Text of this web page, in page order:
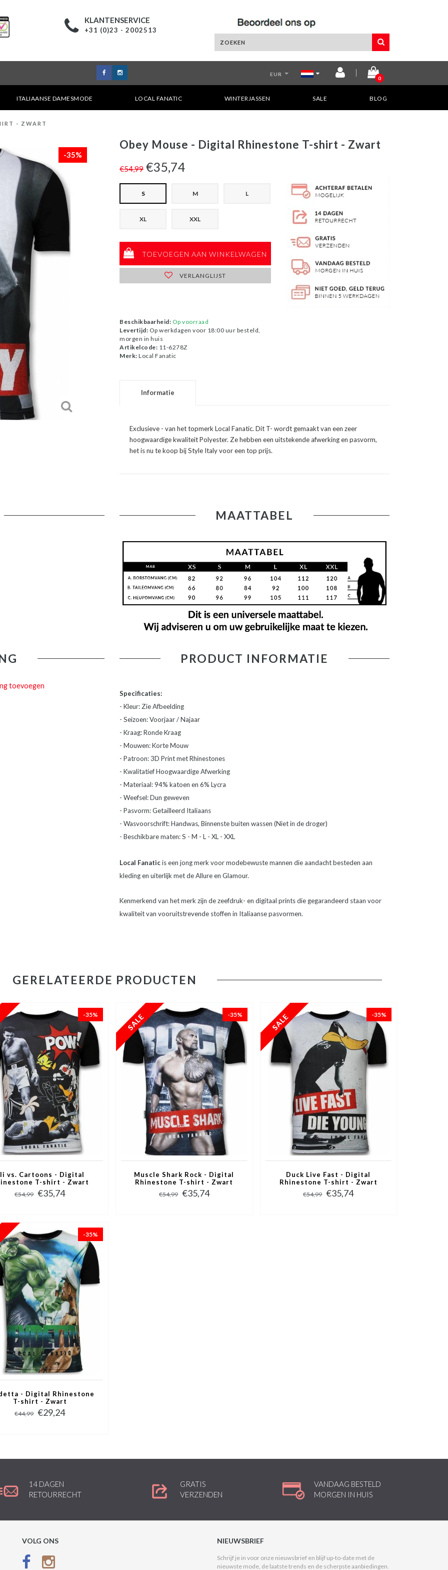
KLANTENSERVICE
+31 (0)23 - 2002513
EUR
0
ITALIAANSE DAMESMODE LOCAL FANATIC WINTERJASSEN SALE BLOG
- ZWART
-35%
Obey Mouse - Digital Rhinestone T-shirt - Zwart
€54,99 €35,74
S M L
XL XXL
TOEVOEGEN AAN WINKELWAGEN
VERLANGLIJST
Beschikbaarheid: Op voorraad
Levertijd: Op werkdagen voor 18:00 uur besteld,
morgen in huis
Artikelcode: 11-6278Z
Merk: Local Fanatic
Informatie
Exclusieve - van het topmerk Local Fanatic. Dit T- wordt gemaakt van een zeer
hoogwaardige kwaliteit Polyester. Ze hebben een uitstekende afwerking en pasvorm,
het is nu te koop bij Style Italy voor een top prijs.
MAATTABEL
toevoegen
PRODUCT INFORMATIE
Specificaties:
- Kleur: Zie Afbeelding
- Seizoen: Voorjaar / Najaar
- Kraag: Ronde Kraag
- Mouwen: Korte Mouw
- Patroon: 3D Print met Rhinestones
- Kwalitatief Hoogwaardige Afwerking
- Materiaal: 94% katoen en 6% Lycra
- Weefsel: Dun geweven
- Pasvorm: Getailleerd Italiaans
- Wasvoorschrift: Handwas, Binnenste buiten wassen (Niet in de droger)
- Beschikbare maten: S - M - L - XL - XXL
Local Fanaticis een jong merk voor modebewuste mannen die aandacht besteden aan
kleding en uiterlijk met de Allure en Glamour.
Kenmerkend van het merk zijn de zeefdruk- en digitaal prints die gegarandeerd staan voor
kwaliteit van vooruitstrevende stoffen in Italiaanse pasvormen.
GERELATEERDE PRODUCTEN
-35%
vs. Cartoons - Digital
T-shirt - Zwart
€54,99 €35,74
-35%
Muscle Shark Rock - Digital
Rhinestone T-shirt - Zwart
€54,99 €35,74
-35%
Duck Live Fast - Digital
Rhinestone T-shirt - Zwart
€54,99 €35,74
-35%
- Digital Rhinestone
T-shirt - Zwart
€44,99 €29,24
14 DAGEN
RETOURRECHT
GRATIS
VERZENDEN
VANDAAG BESTELD
MORGEN IN HUIS
VOLG ONS NIEUWSBRIEF
Schrijf je in voor onze nieuwsbrief en blijf up-to-date met de
nieuwste mode, de laatste trends en de scherpste aanbiedingen.